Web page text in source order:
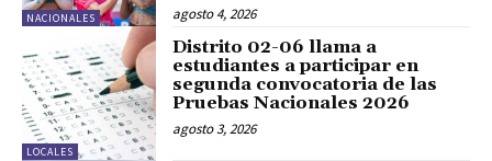
NACIONALES agosto 4, 2026
LOCALES
Distrito 02-06 llama a
estudiantes a participar en
segunda convocatoria de las
Pruebas Nacionales 2026
agosto 3, 2026